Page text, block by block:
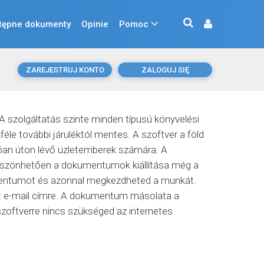
dokumenty Opinie Pomoc
ZAREJESTRUJ KONTO ZALOGUJ SIĘ
szolgáltatás szinte minden típusú könyvelési
további járuléktól mentes. A szoftver a föld
úton lévő üzletemberek számára. A
a dokumentumok kiállítása még a
és azonnal megkezdheted a munkát.
mail címre. A dokumentum másolata a
nincs szükséged az internetes